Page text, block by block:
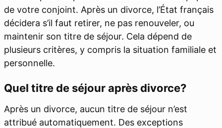
de votre conjoint. Après un divorce, l’État français
décidera s’il faut retirer, ne pas renouveler, ou
maintenir son titre de séjour. Cela dépend de
plusieurs critères, y compris la situation familiale et
personnelle.
Quel titre de séjour après divorce?
Après un divorce, aucun titre de séjour n’est
attribué automatiquement. Des exceptions